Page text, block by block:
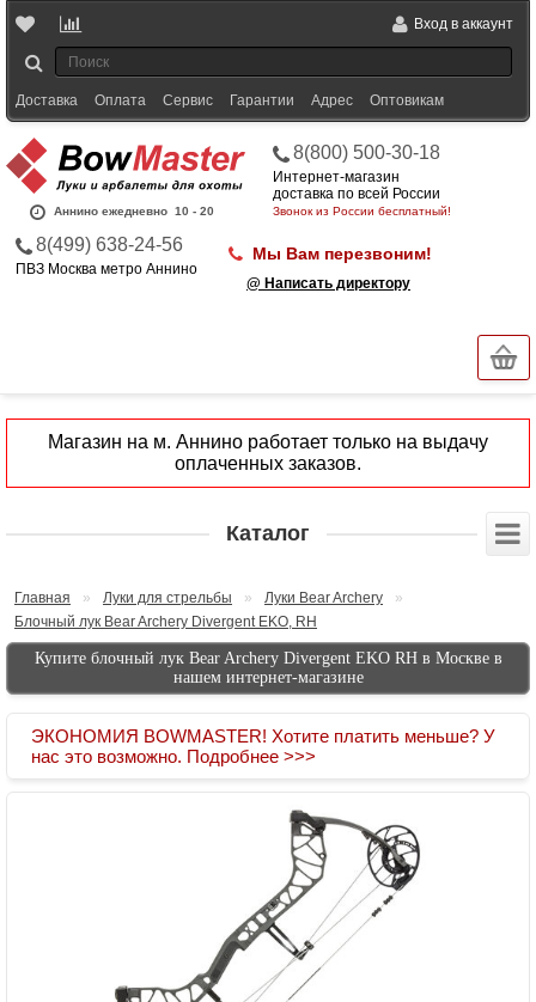
Вход в аккаунт
Доставка Оплата Сервис Гарантии Адрес Оптовикам
Аннино ежедневно 10 - 20
8(800) 500-30-18
Интернет-магазин
доставка по всей России
Звонок из России бесплатный!
8(499) 638-24-56
ПВЗ Москва метро Аннино
Мы Вам перезвоним!
@ Написать директору
Магазин на м. Аннино работает только на выдачу
оплаченных заказов.
Каталог
Главная » Луки для стрельбы » Луки Bear Archery
»
Блочный лук Bear Archery Divergent EKO, RH
Купите блочный лук Bear Archery Divergent EKO RH в Москве в
нашем интернет-магазине
ЭКОНОМИЯ BOWMASTER! Хотите платить меньше? У
нас это возможно. Подробнее >>>